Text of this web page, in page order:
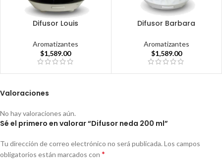
Difusor Louis
Aromatizantes
$1,589.00
Difusor Barbara
Aromatizantes
$1,589.00
Valoraciones
No hay valoraciones aún.
Sé el primero en valorar “Difusor neda 200 ml”
Tu dirección de correo electrónico no será publicada. Los campos
obligatorios están marcados con *